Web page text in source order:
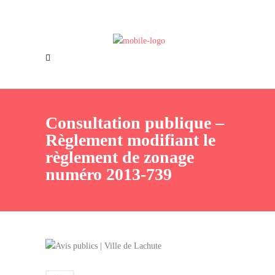
Offres d’emploi
Consultation publique –
Règlement modifiant le
règlement de zonage
numéro 2013-739